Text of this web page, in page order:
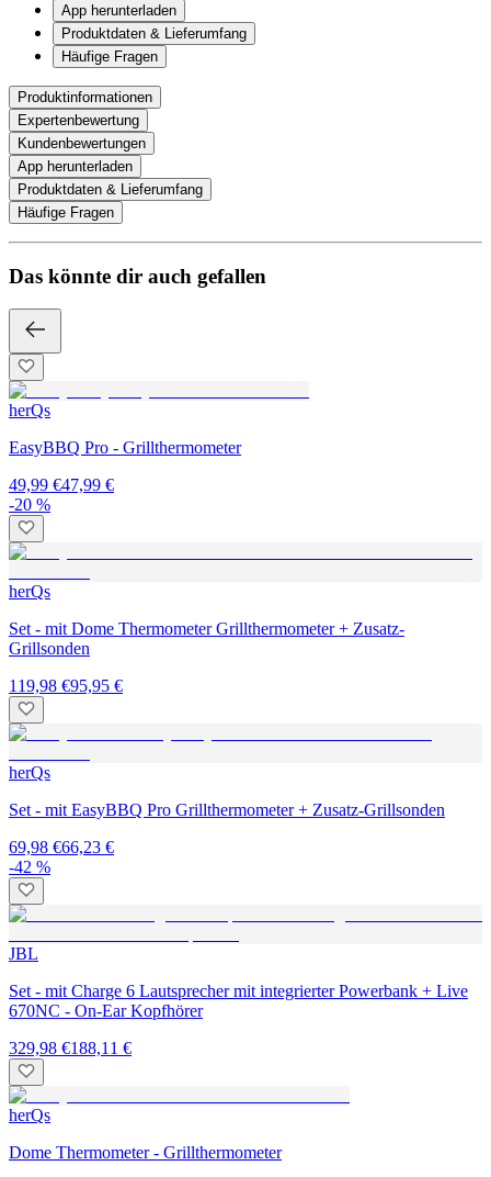
App herunterladen
Produktdaten & Lieferumfang
Häufige Fragen
Produktinformationen
Expertenbewertung
Kundenbewertungen
App herunterladen
Produktdaten & Lieferumfang
Häufige Fragen
Das könnte dir auch gefallen
herQs
EasyBBQ Pro - Grillthermometer
49,99 €47,99 €
-20 %
herQs
Set - mit Dome Thermometer Grillthermometer + Zusatz-
Grillsonden
119,98 €95,95 €
herQs
Set - mit EasyBBQ Pro Grillthermometer + Zusatz-Grillsonden
69,98 €66,23 €
-42 %
JBL
Set - mit Charge 6 Lautsprecher mit integrierter Powerbank + Live
670NC - On-Ear Kopfhörer
329,98 €188,11 €
herQs
Dome Thermometer - Grillthermometer